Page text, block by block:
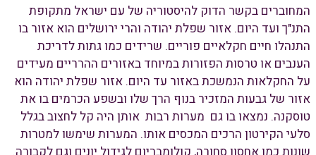
המחוברים בקשר הדוק להיסטוריה של עם ישראל מתקופת
התנ"ך ועד היום. אזור שפלת יהודה והרי ירושלים הוא אזור בו
התנהלו חיים חקלאיים פוריים. שרידים כמו גתות לדריכת
הענבים או טרסות הפזורות במיוחד באזורים ההרריים מעידים
על החקלאות הנמשכת באזור עד היום. אזור שפלת יהודה הוא
אזור של גבעות המזכיר בנוף הרך שלו ובשפע הכרמים בו את
טוסקנה. נמצאו בו גם מערות רבות אותן היה קל לחצוב בגלל
סלעי הקירטון הרכים המכסים אותו. המערות שימשו למטרות